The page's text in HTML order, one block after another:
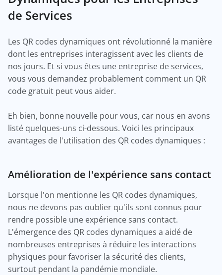
de Services
Les QR codes dynamiques ont révolutionné la manière
dont les entreprises interagissent avec les clients de
nos jours. Et si vous êtes une entreprise de services,
vous vous demandez probablement comment un QR
code gratuit peut vous aider.
Eh bien, bonne nouvelle pour vous, car nous en avons
listé quelques-uns ci-dessous. Voici les principaux
avantages de l'utilisation des QR codes dynamiques :
Amélioration de l'expérience sans contact
Lorsque l'on mentionne les QR codes dynamiques,
nous ne devons pas oublier qu'ils sont connus pour
rendre possible une expérience sans contact.
L'émergence des QR codes dynamiques a aidé de
nombreuses entreprises à réduire les interactions
physiques pour favoriser la sécurité des clients,
surtout pendant la pandémie mondiale.